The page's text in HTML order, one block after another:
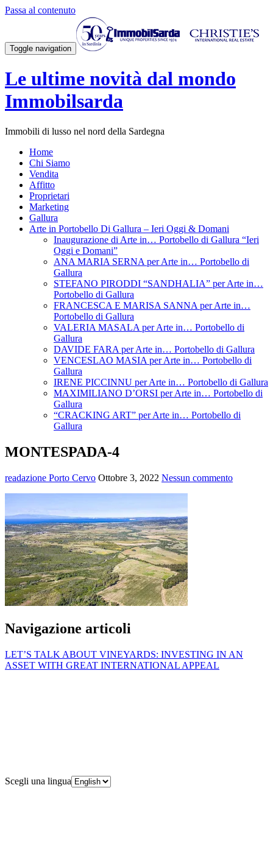
Passa al contenuto
Toggle navigation
Le ultime novità dal mondo
Immobilsarda
Immobili di lusso nel nord della Sardegna
Home
Chi Siamo
Vendita
Affitto
Proprietari
Marketing
Gallura
Arte in Portobello Di Gallura – Ieri Oggi & Domani
Inaugurazione di Arte in… Portobello di Gallura “Ieri
Oggi e Domani”
ANA MARIA SERNA per Arte in… Portobello di
Gallura
STEFANO PIRODDI “SANDHALIA” per Arte in…
Portobello di Gallura
FRANCESCA E MARISA SANNA per Arte in…
Portobello di Gallura
VALERIA MASALA per Arte in… Portobello di
Gallura
DAVIDE FARA per Arte in… Portobello di Gallura
VENCESLAO MASIA per Arte in… Portobello di
Gallura
IRENE PICCINNU per Arte in… Portobello di Gallura
MAXIMILIANO D’ORSI per Arte in… Portobello di
Gallura
“CRACKING ART” per Arte in… Portobello di
Gallura
MONTESPADA-4
readazione Porto Cervo Ottobre 3, 2022 Nessun commento
Navigazione articoli
LET’S TALK ABOUT VINEYARDS: INVESTING IN AN
ASSET WITH GREAT INTERNATIONAL APPEAL
Scegli una lingua